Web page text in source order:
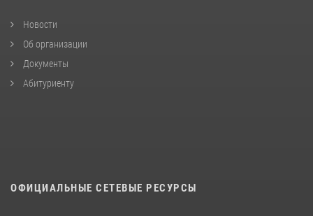
Новости
Об организации
Документы
Абитуриенту
ОФИЦИАЛЬНЫЕ СЕТЕВЫЕ РЕСУРСЫ